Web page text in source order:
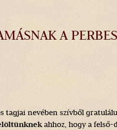
A
tagjai nevében szívből
ahhoz, hogy a